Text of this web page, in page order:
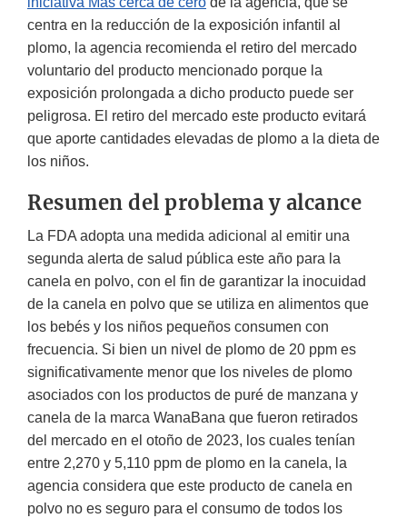
centra en la reducción de la exposición infantil al
plomo, la agencia recomienda el retiro del mercado
voluntario del producto mencionado porque la
exposición prolongada a dicho producto puede ser
peligrosa. El retiro del mercado este producto evitará
que aporte cantidades elevadas de plomo a la dieta de
los niños.
Resumen del problema y alcance
La FDA adopta una medida adicional al emitir una
segunda alerta de salud pública este año para la
canela en polvo, con el fin de garantizar la inocuidad
de la canela en polvo que se utiliza en alimentos que
los bebés y los niños pequeños consumen con
frecuencia. Si bien un nivel de plomo de 20 ppm es
significativamente menor que los niveles de plomo
asociados con los productos de puré de manzana y
canela de la marca WanaBana que fueron retirados
del mercado en el otoño de 2023, los cuales tenían
entre 2,270 y 5,110 ppm de plomo en la canela, la
agencia considera que este producto de canela en
polvo no es seguro para el consumo de todos los